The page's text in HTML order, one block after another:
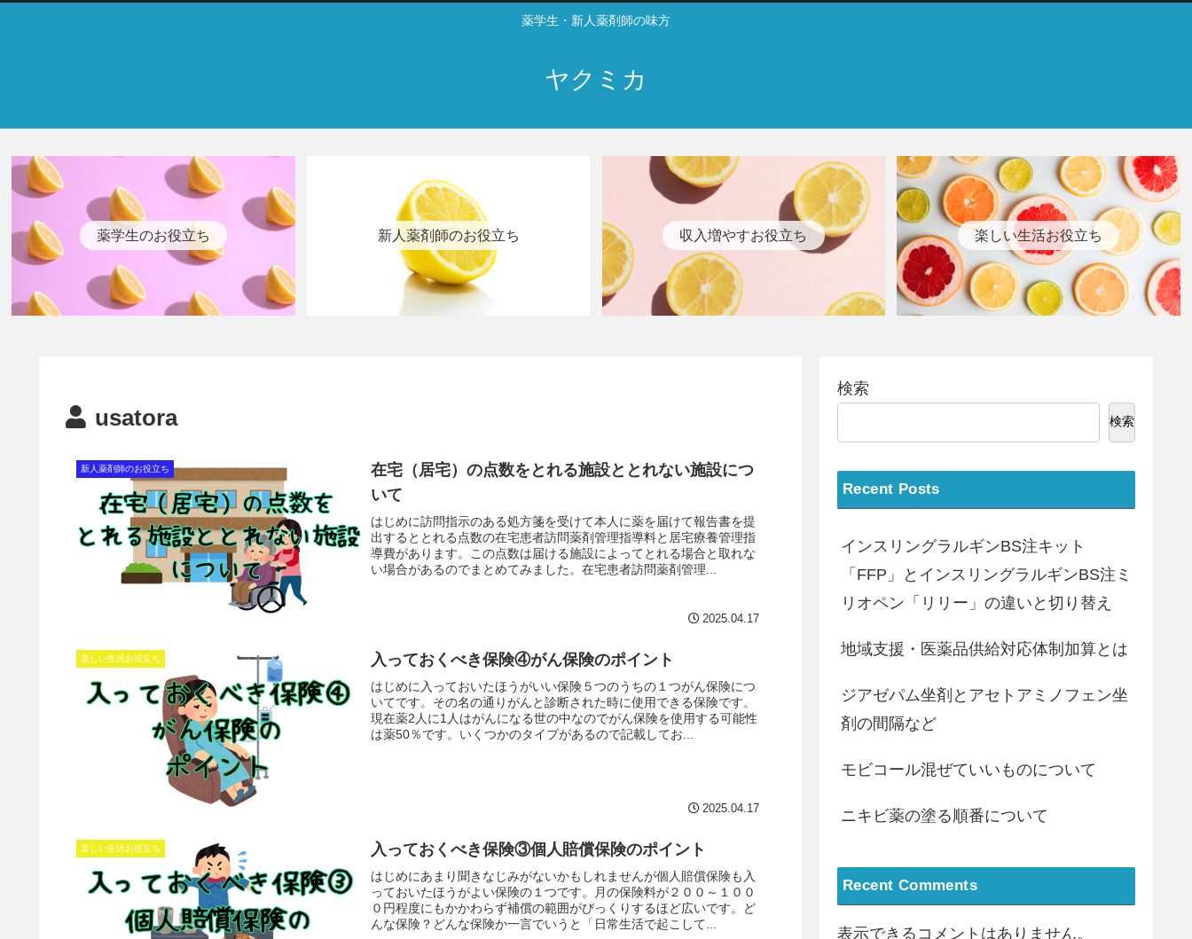
薬学生・新人薬剤師の味方
ヤクミカ
薬学生のお役立ち 新人薬剤師のお役立ち 収入増やすお役立ち 楽しい生活お役立ち
usatora
新人薬剤師のお役立ち
在宅（居宅）の点数をとれる施設ととれない施設につ
いて
はじめに訪問指示のある処方箋を受けて本人に薬を届けて報告書を提
出するととれる点数の在宅患者訪問薬剤管理指導料と居宅療養管理指
導費があります。この点数は届ける施設によってとれる場合と取れな
い場合があるのでまとめてみました。在宅患者訪問薬剤管理...
2025.04.17
楽しい生活お役立ち 入っておくべき保険④がん保険のポイント
はじめに入っておいたほうがいい保険５つのうちの１つがん保険につ
いてです。その名の通りがんと診断された時に使用できる保険です。
現在薬2人に1人はがんになる世の中なのでがん保険を使用する可能性
は薬50％です。いくつかのタイプがあるので記載してお...
2025.04.17
楽しい生活お役立ち 入っておくべき保険③個人賠償保険のポイント
はじめにあまり聞きなじみがないかもしれませんが個人賠償保険も入
っておいたほうがよい保険の１つです。月の保険料が２００～１００
０円程度にもかかわらず補償の範囲がびっくりするほど広いです。ど
んな保険？どんな保険か一言でいうと「日常生活で起こして...
検索
検索
Recent Posts
インスリングラルギンBS注キット
「FFP」とインスリングラルギンBS注ミ
リオペン「リリー」の違いと切り替え
地域支援・医薬品供給対応体制加算とは
ジアゼパム坐剤とアセトアミノフェン坐
剤の間隔など
モビコール混ぜていいものについて
ニキビ薬の塗る順番について
Recent Comments
表示できるコメントはありません。